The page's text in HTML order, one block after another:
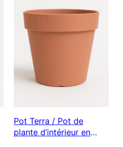
Pot Terra / Pot de
plante d’intérieur en